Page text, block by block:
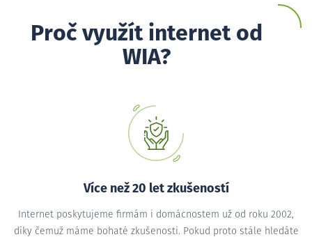
Proč využít internet od
WIA?
Více než 20 let zkušeností
Internet poskytujeme firmám i domácnostem už od roku 2002,
díky čemuž máme bohaté zkušenosti. Pokud proto stále hledáte